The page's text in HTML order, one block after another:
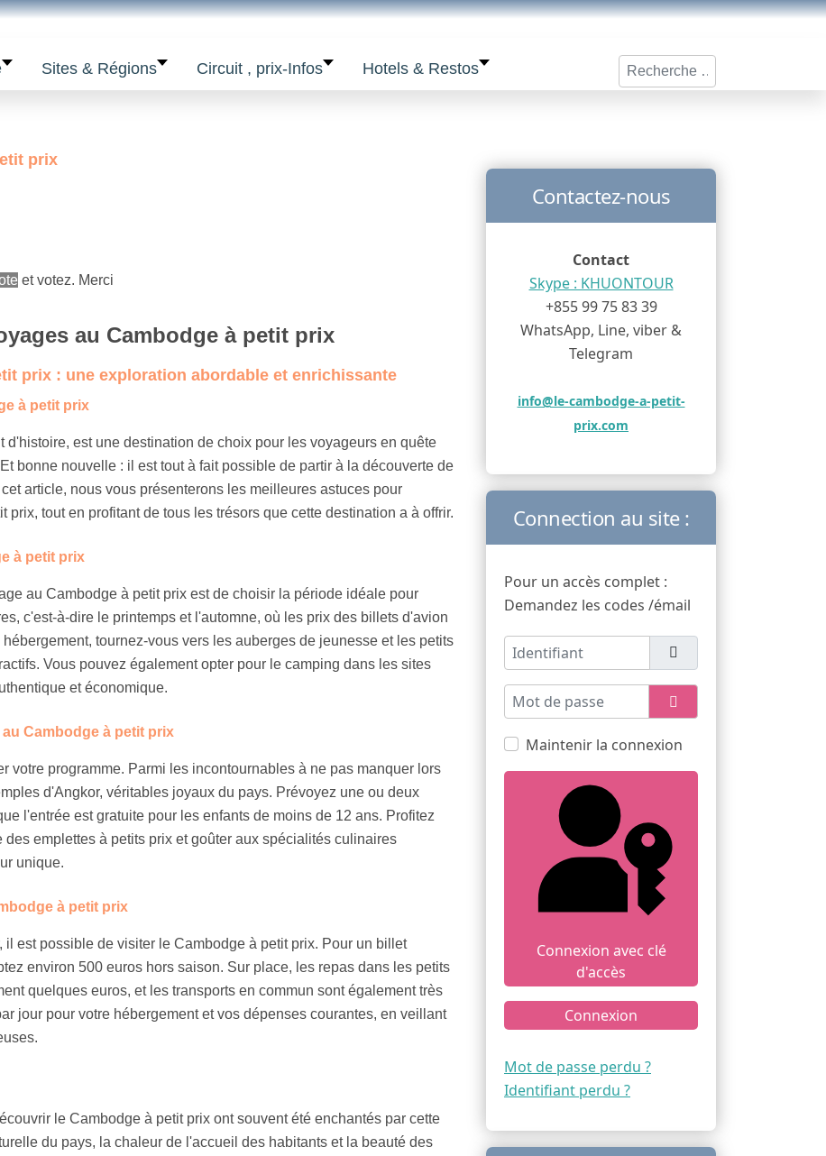
Sites & Régions Circuit , prix-Infos Hotels & Restos Rechercher
prix
et votez. Merci
au Cambodge à petit prix
prix : une exploration abordable et enrichissante
à petit prix
d'histoire, est une destination de choix pour les voyageurs en quête
bonne nouvelle : il est tout à fait possible de partir à la découverte de
article, nous vous présenterons les meilleures astuces pour
tout en profitant de tous les trésors que cette destination a à offrir.
à petit prix
au Cambodge à petit prix est de choisir la période idéale pour
c'est-à-dire le printemps et l'automne, où les prix des billets d'avion
tournez-vous vers les auberges de jeunesse et les petits
Vous pouvez également opter pour le camping dans les sites
et économique.
Cambodge à petit prix
votre programme. Parmi les incontournables à ne pas manquer lors
d'Angkor, véritables joyaux du pays. Prévoyez une ou deux
l'entrée est gratuite pour les enfants de moins de 12 ans. Profitez
emplettes à petits prix et goûter aux spécialités culinaires
unique.
à petit prix
est possible de visiter le Cambodge à petit prix. Pour un billet
environ 500 euros hors saison. Sur place, les repas dans les petits
quelques euros, et les transports en commun sont également très
jour pour votre hébergement et vos dépenses courantes, en veillant
le Cambodge à petit prix ont souvent été enchantés par cette
du pays, la chaleur de l'accueil des habitants et la beauté des
Contactez-nous
Contact
Skype : KHUONTOUR
+855 99 75 83 39
WhatsApp, Line, viber &
Telegram
info@le-cambodge-a-petit-
prix.com
Connection au site :
Pour un accès complet :
Demandez les codes /émail
Identifiant
Mot de passe
Afficher le mot de
Maintenir la connexion
Connexion avec clé
d'accès
Connexion
Mot de passe perdu ?
Identifiant perdu ?